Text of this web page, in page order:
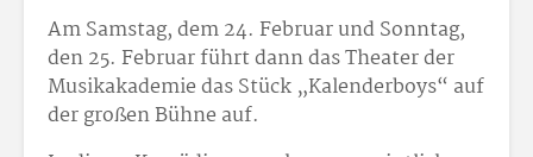
Am Samstag, dem 24. Februar und Sonntag,
den 25. Februar führt dann das Theater der
Musikakademie das Stück „Kalenderboys“ auf
der großen Bühne auf.